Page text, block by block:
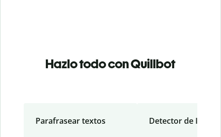
Hazlo todo con Quillbot
Parafrasear textos Detector de IA